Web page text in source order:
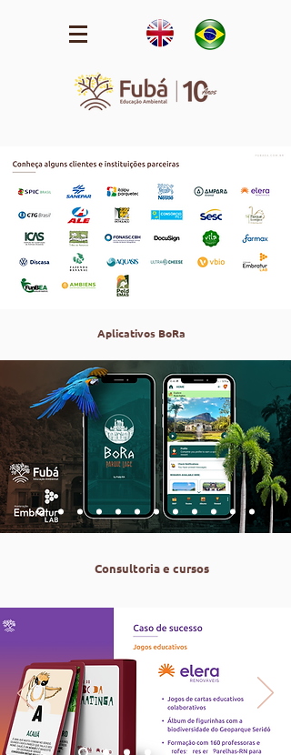
Aplicativos BoRa
Consultoria e cursos